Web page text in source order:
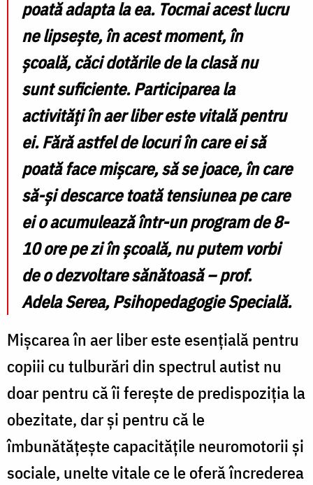
poată adapta la ea. Tocmai acest lucru
ne lipsește, în acest moment, în
școală, căci dotările de la clasă nu
sunt suficiente. Participarea la
activități în aer liber este vitală pentru
ei. Fără astfel de locuri în care ei să
poată face mișcare, să se joace, în care
să-și descarce toată tensiunea pe care
ei o acumulează într-un program de 8-
10 ore pe zi în școală, nu putem vorbi
de o dezvoltare sănătoasă–prof.
Adela Serea, Psihopedagogie Specială.
Mișcarea în aer liber este esențială pentru
copiii cu tulburări din spectrul autist nu
doar pentru că îi ferește de predispoziția la
obezitate, dar și pentru că le
îmbunătățește capacitățile neuromotorii și
sociale, unelte vitale ce le oferă încrederea